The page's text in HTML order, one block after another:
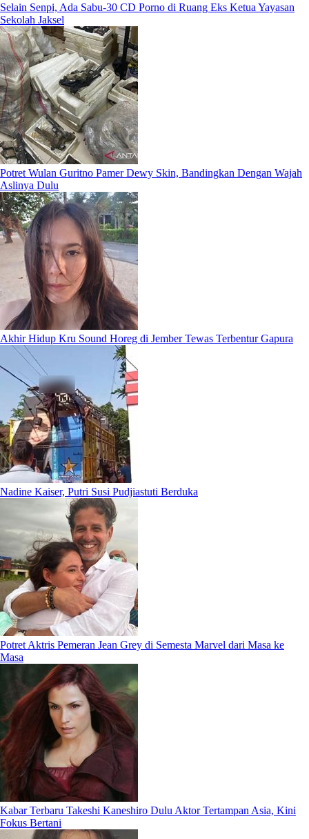
Selain Senpi, Ada Sabu-30 CD Porno di Ruang Eks Ketua Yayasan
Sekolah Jaksel
Potret Wulan Guritno Pamer Dewy Skin, Bandingkan Dengan Wajah
Aslinya Dulu
Akhir Hidup Kru Sound Horeg di Jember Tewas Terbentur Gapura
Nadine Kaiser, Putri Susi Pudjiastuti Berduka
Potret Aktris Pemeran Jean Grey di Semesta Marvel dari Masa ke
Masa
Kabar Terbaru Takeshi Kaneshiro Dulu Aktor Tertampan Asia, Kini
Fokus Bertani